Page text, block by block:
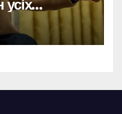
усіх